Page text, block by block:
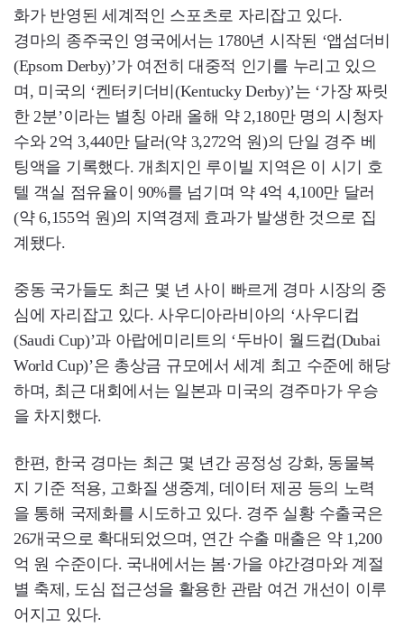
화가 반영된 세계적인 스포츠로 자리잡고 있다.
경마의 종주국인 영국에서는 1780년 시작된 ‘앱섬더비
(Epsom Derby)’가 여전히 대중적 인기를 누리고 있으
며, 미국의 ‘켄터키더비(Kentucky Derby)’는 ‘가장 짜릿
한 2분’이라는 별칭 아래 올해 약 2,180만 명의 시청자
수와 2억 3,440만 달러(약 3,272억 원)의 단일 경주 베
팅액을 기록했다. 개최지인 루이빌 지역은 이 시기 호
텔 객실 점유율이 90%를 넘기며 약 4억 4,100만 달러
(약 6,155억 원)의 지역경제 효과가 발생한 것으로 집
계됐다.
중동 국가들도 최근 몇 년 사이 빠르게 경마 시장의 중
심에 자리잡고 있다. 사우디아라비아의 ‘사우디컵
(Saudi Cup)’과 아랍에미리트의 ‘두바이 월드컵(Dubai
World Cup)’은 총상금 규모에서 세계 최고 수준에 해당
하며, 최근 대회에서는 일본과 미국의 경주마가 우승
을 차지했다.
한편, 한국 경마는 최근 몇 년간 공정성 강화, 동물복
지 기준 적용, 고화질 생중계, 데이터 제공 등의 노력
을 통해 국제화를 시도하고 있다. 경주 실황 수출국은
26개국으로 확대되었으며, 연간 수출 매출은 약 1,200
억 원 수준이다. 국내에서는 봄·가을 야간경마와 계절
별 축제, 도심 접근성을 활용한 관람 여건 개선이 이루
어지고 있다.